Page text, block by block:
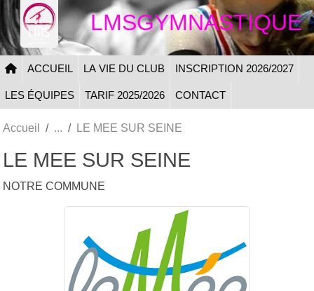
LMSGYMNASTIQUE
ACCUEIL LA VIE DU CLUB INSCRIPTION 2026/2027
LES ÉQUIPES TARIF 2025/2026 CONTACT
Accueil LE MEE SUR SEINE
LE MEE SUR SEINE
NOTRE COMMUNE
Panneau de gestion des cookies